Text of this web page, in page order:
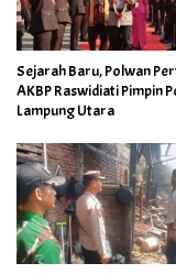
Sejarah Baru, Polwan
AKBP Raswidiati Pimpin
Lampung Utara